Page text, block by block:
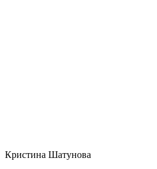
Кристина Шатунова